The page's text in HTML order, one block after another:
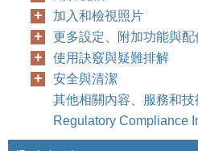
加入和檢視照片
更多設定、附加功能與配
使用訣竅與疑難排解
安全與清潔
其他相關內容、服務和
Regulatory Compliance